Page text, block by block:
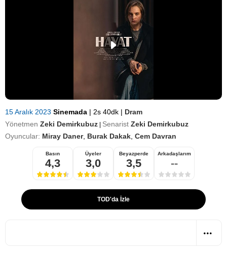
15 Aralık 2023 Sinemada | 2s 40dk | Dram
Yönetmen Zeki Demirkubuz Senarist Zeki Demirkubuz
Oyuncular: Miray Daner, Burak Dakak Cem Davran
Basın
4,3
Üyeler
3,0
Beyazperde
3,5
Arkadaşlarım
--
TOD'da İzle